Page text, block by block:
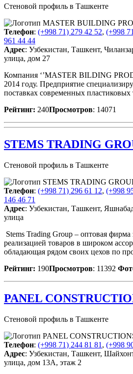
Стеновой профиль в Ташкенте
Телефон: (+998 71) 279 42 52, (+998
961 44 44
Адрес: Узбекистан, Ташкент,
улица, дом 27
Компания ‘’MASTER BILDING
2014 году. Предприятие
поставках современных
Рейтинг: 240Просмотров: 14071
STEMS TRADING
Стеновой профиль в Ташкенте
Телефон: (+998 71) 296 61 12, (+998
146 46 71
Адрес: Узбекистан, Ташкент,
улица
Stems Trading Group – оптовая
реализацией товаров в широком
обладающая рядом своих цехов по
Рейтинг: 190Просмотров: 11392
PANEL
Стеновой профиль в Ташкенте
Телефон: (+998 71) 244 81 81 , (+998
Адрес: Узбекистан, Ташкент,
улица, дом 13А, этаж 2